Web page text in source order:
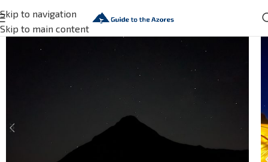
Skip to navigation
Skip to main content